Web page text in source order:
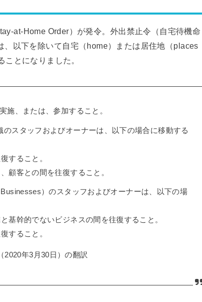
at-Home Order）が発令。外出禁止令（自宅待機命
以下を除いて自宅（home）または居住地（places
とになりました。
施、または、参加すること。
スタッフおよびオーナーは、以下の場合に移動する
すること。
顧客との間を往復すること。
）のスタッフおよびオーナーは、以下の場
基幹的でないビジネスの間を往復すること。
すること。
年3月30日）の翻訳